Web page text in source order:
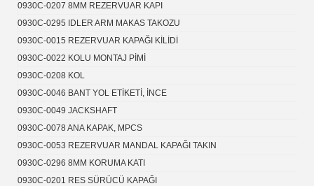
0930C-0207 8MM REZERVUAR KAPI
0930C-0295 IDLER ARM MAKAS TAKOZU
0930C-0015 REZERVUAR KAPAĞI KİLİDİ
0930C-0022 KOLU MONTAJ PİMİ
0930C-0208 KOL
0930C-0046 BANT YOL ETİKETİ, İNCE
0930C-0049 JACKSHAFT
0930C-0078 ANA KAPAK, MPCS
0930C-0053 REZERVUAR MANDAL KAPAĞI TAKIN
0930C-0296 8MM KORUMA KATI
0930C-0201 RES SÜRÜCÜ KAPAĞI